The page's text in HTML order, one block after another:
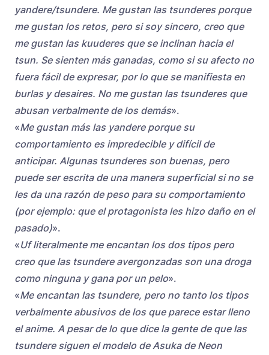
yandere/tsundere. Me gustan las tsunderes porque
me gustan los retos, pero si soy sincero, creo que
me gustan las kuuderes que se inclinan hacia el
tsun. Se sienten más ganadas, como si su afecto no
fuera fácil de expresar, por lo que se manifiesta en
burlas y desaires. No me gustan las tsunderes que
abusan verbalmente de los demás».
«Me gustan más las yandere porque su
comportamiento es impredecible y difícil de
anticipar. Algunas tsunderes son buenas, pero
puede ser escrita de una manera superficial si no se
les da una razón de peso para su comportamiento
(por ejemplo: que el protagonista les hizo daño en el
pasado)».
«Uf literalmente me encantan los dos tipos pero
creo que las tsundere avergonzadas son una droga
como ninguna y gana por un pelo».
«Me encantan las tsundere, pero no tanto los tipos
verbalmente abusivos de los que parece estar lleno
el anime. A pesar de lo que dice la gente de que las
tsundere siguen el modelo de Asuka de Neon